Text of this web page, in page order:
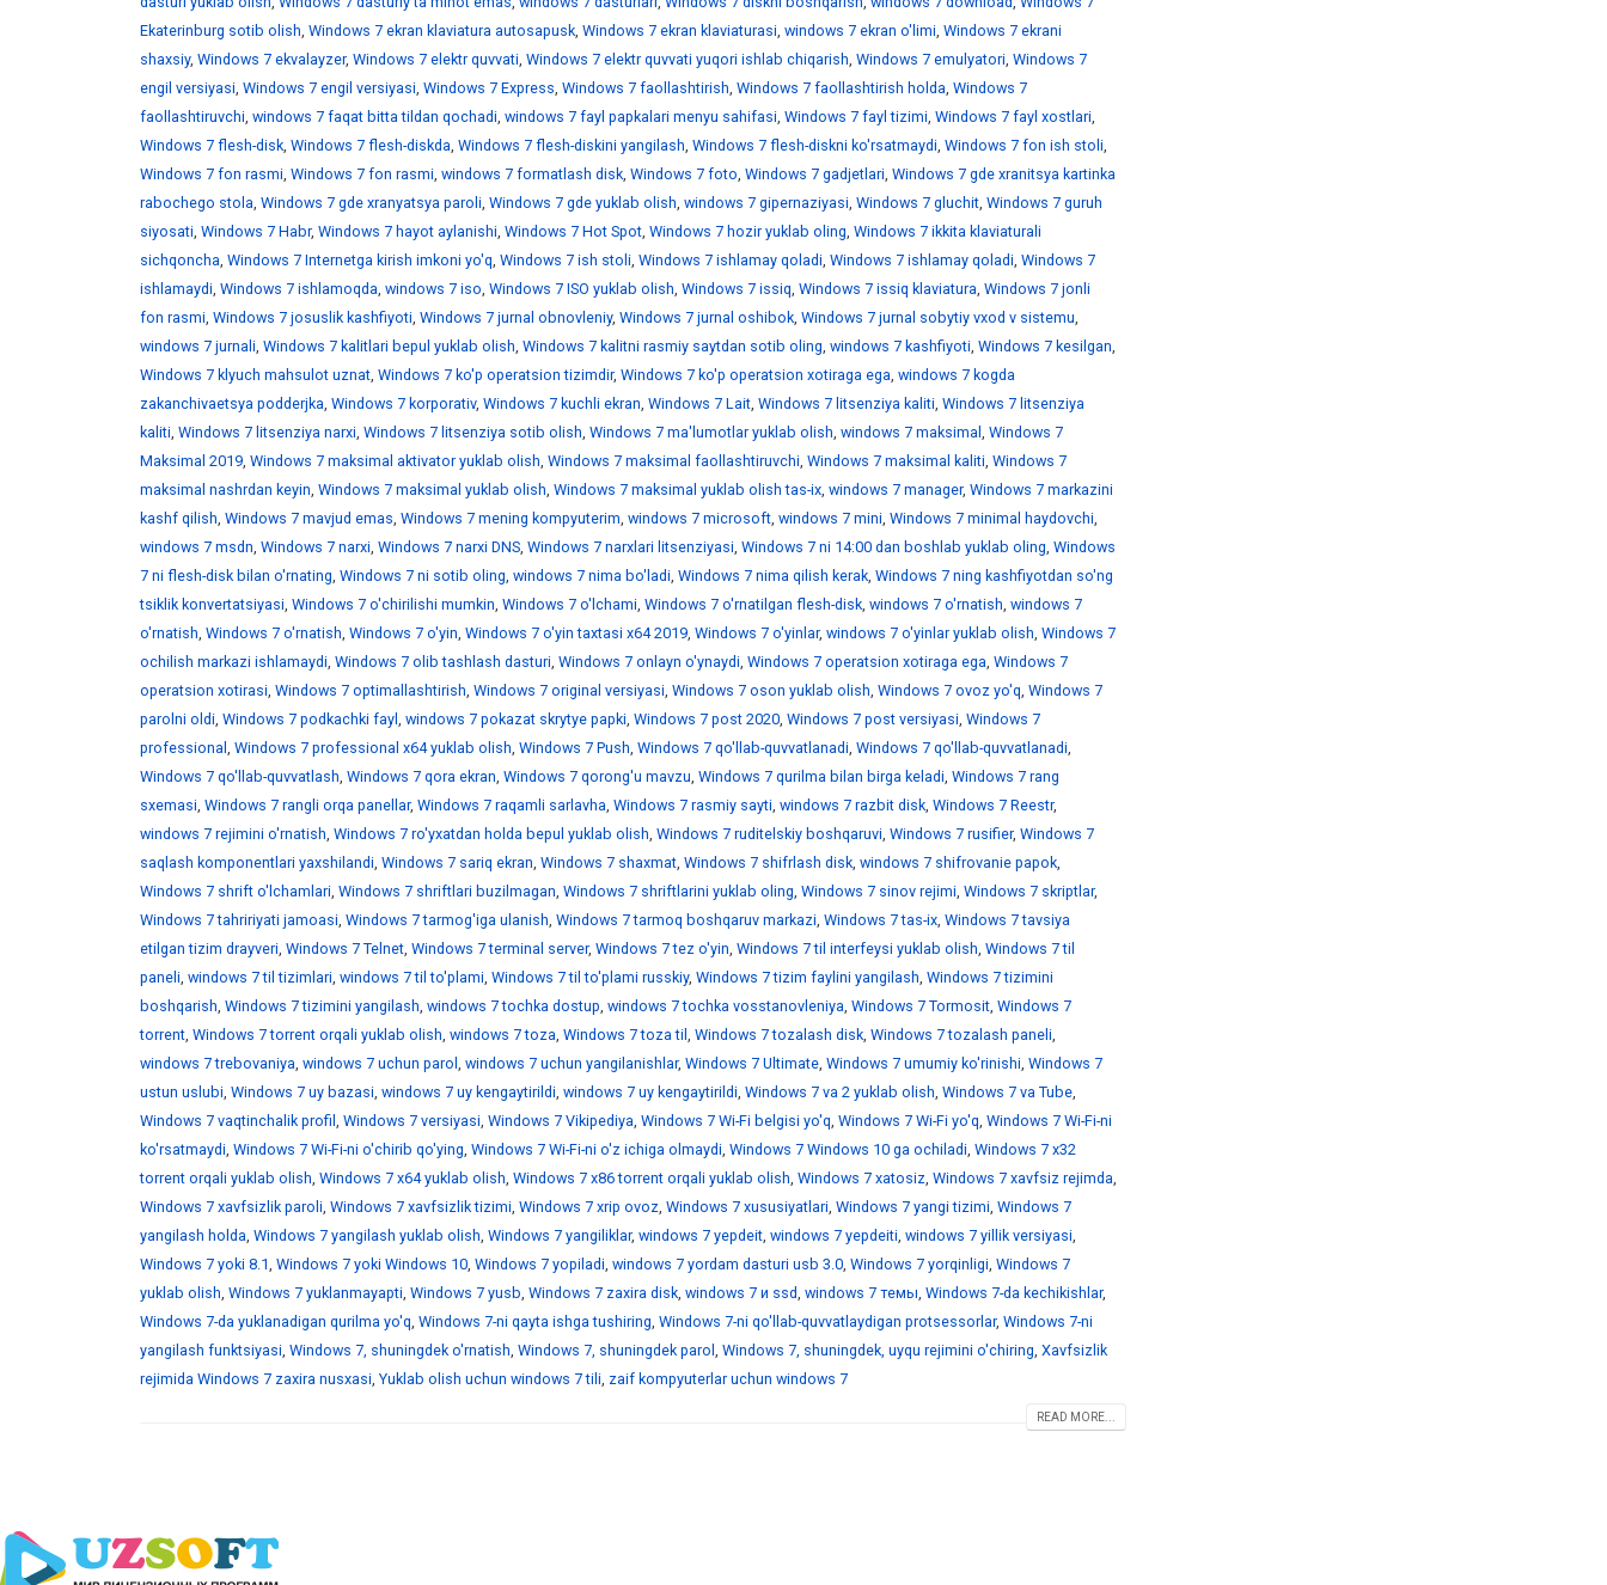
Ekaterinburg sotib olish, Windows 7 ekran klaviatura autosapusk, Windows 7 ekran klaviaturasi, windows 7 ekran o'limi, Windows 7 ekrani
shaxsiy, Windows 7 ekvalayzer, Windows 7 elektr quvvati, Windows 7 elektr quvvati yuqori ishlab chiqarish, Windows 7 emulyatori, Windows 7
engil versiyasi, Windows 7 engil versiyasi, Windows 7 Express, Windows 7 faollashtirish, Windows 7 faollashtirish holda, Windows 7
faollashtiruvchi, windows 7 faqat bitta tildan qochadi, windows 7 fayl papkalari menyu sahifasi, Windows 7 fayl tizimi, Windows 7 fayl xostlari,
Windows 7 flesh-disk, Windows 7 flesh-diskda, Windows 7 flesh-diskini yangilash, Windows 7 flesh-diskni ko'rsatmaydi, Windows 7 fon ish stoli,
Windows 7 fon rasmi, Windows 7 fon rasmi, windows 7 formatlash disk, Windows 7 foto, Windows 7 gadjetlari, Windows 7 gde xranitsya kartinka
rabochego stola, Windows 7 gde xranyatsya paroli, Windows 7 gde yuklab olish, windows 7 gipernaziyasi, Windows 7 gluchit, Windows 7 guruh
siyosati, Windows 7 Habr, Windows 7 hayot aylanishi, Windows 7 Hot Spot, Windows 7 hozir yuklab oling, Windows 7 ikkita klaviaturali
sichqoncha, Windows 7 Internetga kirish imkoni yo'q, Windows 7 ish stoli, Windows 7 ishlamay qoladi, Windows 7 ishlamay qoladi, Windows 7
ishlamaydi, Windows 7 ishlamoqda, windows 7 iso, Windows 7 ISO yuklab olish, Windows 7 issiq, Windows 7 issiq klaviatura, Windows 7 jonli
fon rasmi, Windows 7 josuslik kashfiyoti, Windows 7 jurnal obnovleniy, Windows 7 jurnal oshibok, Windows 7 jurnal sobytiy vxod v sistemu,
windows 7 jurnali, Windows 7 kalitlari bepul yuklab olish, Windows 7 kalitni rasmiy saytdan sotib oling, windows 7 kashfiyoti, Windows 7 kesilgan,
Windows 7 klyuch mahsulot uznat, Windows 7 ko'p operatsion tizimdir, Windows 7 ko'p operatsion xotiraga ega, windows 7 kogda
zakanchivaetsya podderjka, Windows 7 korporativ, Windows 7 kuchli ekran, Windows 7 Lait, Windows 7 litsenziya kaliti, Windows 7 litsenziya
kaliti, Windows 7 litsenziya narxi, Windows 7 litsenziya sotib olish, Windows 7 ma'lumotlar yuklab olish, windows 7 maksimal , Windows 7
Maksimal 2019, Windows 7 maksimal aktivator yuklab olish, Windows 7 maksimal faollashtiruvchi, Windows 7 maksimal kaliti, Windows 7
maksimal nashrdan keyin, Windows 7 maksimal yuklab olish, Windows 7 maksimal yuklab olish tas-ix, windows 7 manager, Windows 7 markazini
kashf qilish, Windows 7 mavjud emas, Windows 7 mening kompyuterim, windows 7 microsoft, windows 7 mini, Windows 7 minimal haydovchi,
windows 7 msdn, Windows 7 narxi, Windows 7 narxi DNS, Windows 7 narxlari litsenziyasi, Windows 7 ni 14:00 dan boshlab yuklab oling, Windows
7 ni flesh-disk bilan o'rnating, Windows 7 ni sotib oling, windows 7 nima bo'ladi, Windows 7 nima qilish kerak, Windows 7 ning kashfiyotdan so'ng
tsiklik konvertatsiyasi, Windows 7 o'chirilishi mumkin, Windows 7 o'lchami, Windows 7 o'rnatilgan flesh-disk, windows 7 o'rnatish, windows 7
o'rnatish, Windows 7 o'rnatish, Windows 7 o'yin, Windows 7 o'yin taxtasi x64 2019, Windows 7 o'yinlar, windows 7 o'yinlar yuklab olish, Windows 7
ochilish markazi ishlamaydi, Windows 7 olib tashlash dasturi, Windows 7 onlayn o'ynaydi, Windows 7 operatsion xotiraga ega, Windows 7
operatsion xotirasi, Windows 7 optimallashtirish, Windows 7 original versiyasi, Windows 7 oson yuklab olish, Windows 7 ovoz yo'q, Windows 7
parolni oldi, Windows 7 podkachki fayl , windows 7 pokazat skrytye papki, Windows 7 post 2020, Windows 7 post versiyasi, Windows 7
professional , Windows 7 professional x64 yuklab olish, Windows 7 Push, Windows 7 qo'llab-quvvatlanadi, Windows 7 qo'llab-quvvatlanadi,
Windows 7 qo'llab-quvvatlash, Windows 7 qora ekran, Windows 7 qorong'u mavzu, Windows 7 qurilma bilan birga keladi, Windows 7 rang
sxemasi, Windows 7 rangli orqa panellar, Windows 7 raqamli sarlavha, Windows 7 rasmiy sayti, windows 7 razbit disk, Windows 7 Reestr,
windows 7 rejimini o'rnatish, Windows 7 ro'yxatdan holda bepul yuklab olish, Windows 7 ruditelskiy boshqaruvi, Windows 7 rusifier, Windows 7
saqlash komponentlari yaxshilandi, Windows 7 sariq ekran, Windows 7 shaxmat, Windows 7 shifrlash disk, windows 7 shifrovanie papok,
Windows 7 shrift o'lchamlari, Windows 7 shriftlari buzilmagan, Windows 7 shriftlarini yuklab oling, Windows 7 sinov rejimi, Windows 7 skriptlar,
Windows 7 tahririyati jamoasi, Windows 7 tarmog'iga ulanish, Windows 7 tarmoq boshqaruv markazi, Windows 7 tas-ix, Windows 7 tavsiya
etilgan tizim drayveri, Windows 7 Telnet, Windows 7 terminal server, Windows 7 tez o'yin, Windows 7 til interfeysi yuklab olish, Windows 7 til
paneli, windows 7 til tizimlari, windows 7 til to'plami, Windows 7 til to'plami russkiy, Windows 7 tizim faylini yangilash, Windows 7 tizimini
boshqarish, Windows 7 tizimini yangilash, windows 7 tochka dostup, windows 7 tochka vosstanovleniya, Windows 7 Tormosit, Windows 7
torrent, Windows 7 torrent orqali yuklab olish, windows 7 toza, Windows 7 toza til , Windows 7 tozalash disk, Windows 7 tozalash paneli,
windows 7 trebovaniya, windows 7 uchun parol , windows 7 uchun yangilanishlar, Windows 7 Ultimate, Windows 7 umumiy ko'rinishi, Windows 7
ustun uslubi, Windows 7 uy bazasi, windows 7 uy kengaytirildi, windows 7 uy kengaytirildi, Windows 7 va 2 yuklab olish, Windows 7 va Tube,
Windows 7 vaqtinchalik profil , Windows 7 versiyasi, Windows 7 Vikipediya, Windows 7 Wi-Fi belgisi yo'q, Windows 7 Wi-Fi yo'q, Windows 7 Wi-Fi-ni
ko'rsatmaydi, Windows 7 Wi-Fi-ni o'chirib qo'ying, Windows 7 Wi-Fi-ni o'z ichiga olmaydi, Windows 7 Windows 10 ga ochiladi, Windows 7 x32
torrent orqali yuklab olish, Windows 7 x64 yuklab olish, Windows 7 x86 torrent orqali yuklab olish, Windows 7 xatosiz, Windows 7 xavfsiz rejimda,
Windows 7 xavfsizlik paroli, Windows 7 xavfsizlik tizimi, Windows 7 xrip ovoz, Windows 7 xususiyatlari, Windows 7 yangi tizimi, Windows 7
yangilash holda, Windows 7 yangilash yuklab olish, Windows 7 yangiliklar, windows 7 yepdeit, windows 7 yepdeiti, windows 7 yillik versiyasi,
Windows 7 yoki 8.1, Windows 7 yoki Windows 10, Windows 7 yopiladi, windows 7 yordam dasturi usb 3.0, Windows 7 yorqinligi, Windows 7
yuklab olish, Windows 7 yuklanmayapti, Windows 7 yusb, Windows 7 zaxira disk, windows 7 и ssd, windows 7 темы, Windows 7-da kechikishlar,
Windows 7-da yuklanadigan qurilma yo'q, Windows 7-ni qayta ishga tushiring, Windows 7-ni qo'llab-quvvatlaydigan protsessorlar, Windows 7-ni
yangilash funktsiyasi, Windows 7, shuningdek o'rnatish, Windows 7, shuningdek parol , Windows 7, shuningdek, uyqu rejimini o'chiring, Xavfsizlik
rejimida Windows 7 zaxira nusxasi, Yuklab olish uchun windows 7 tili, zaif kompyuterlar uchun windows 7
READ MORE...